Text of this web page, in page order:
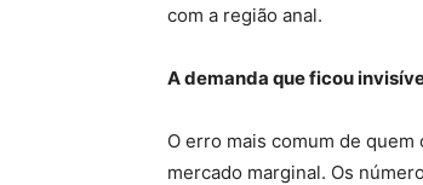
com a região anal.
A demanda que ficou
O erro mais comum de
mercado marginal. Os